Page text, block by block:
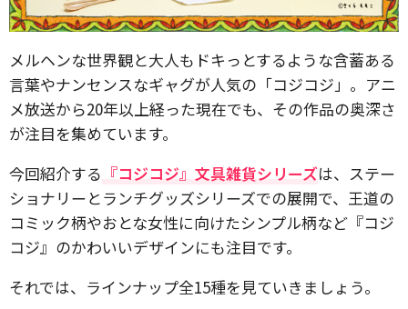
メルヘンな世界観と大人もドキっとするような含蓄ある
言葉やナンセンスなギャグが人気の「コジコジ」。アニ
メ放送から20年以上経った現在でも、その作品の奥深さ
が注目を集めています。
今回紹介する 『コジコジ』文具雑貨シリーズは、ステー
ショナリーとランチグッズシリーズでの展開で、王道の
コミック柄やおとな女性に向けたシンプル柄など『コジ
コジ』のかわいいデザインにも注目です。
それでは、ラインナップ全15種を見ていきましょう。